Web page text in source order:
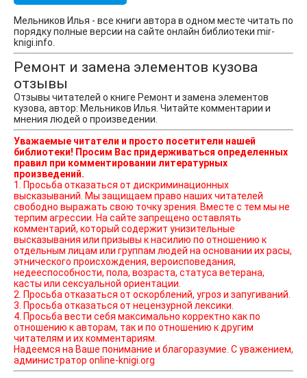
Мельников Илья - все книги автора в одном месте читать по
порядку полные версии на сайте онлайн библиотеки mir-
knigi.info.
Ремонт и замена элементов кузова
отзывы
Отзывы читателей о книге Ремонт и замена элементов
кузова, автор: Мельников Илья. Читайте комментарии и
мнения людей о произведении.
Уважаемые читатели и просто посетители нашей
библиотеки! Просим Вас придерживаться определенных
правил при комментировании литературных
произведений.
1. Просьба отказаться от дискриминационных
высказываний. Мы защищаем право наших читателей
свободно выражать свою точку зрения. Вместе с тем мы не
терпим агрессии. На сайте запрещено оставлять
комментарий, который содержит унизительные
высказывания или призывы к насилию по отношению к
отдельным лицам или группам людей на основании их расы,
этнического происхождения, вероисповедания,
недееспособности, пола, возраста, статуса ветерана,
касты или сексуальной ориентации.
2. Просьба отказаться от оскорблений, угроз и запугиваний.
3. Просьба отказаться от нецензурной лексики.
4. Просьба вести себя максимально корректно как по
отношению к авторам, так и по отношению к другим
читателям и их комментариям.
Надеемся на Ваше понимание и благоразумие. С уважением,
администратор online-knigi.org